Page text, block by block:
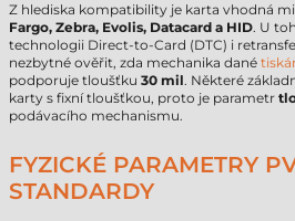
Z hlediska kompatibility je karta vhodná
Fargo, Zebra, Evolis, Datacard a HID. U
technologii Direct-to-Card (DTC) i
nezbytné ověřit, zda mechanika dané
podporuje tloušťku 30 mil. Některé
karty s fixní tloušťkou, proto je parametr
podávacího mechanismu.
FYZICKÉ PARAMETRY
STANDARDY